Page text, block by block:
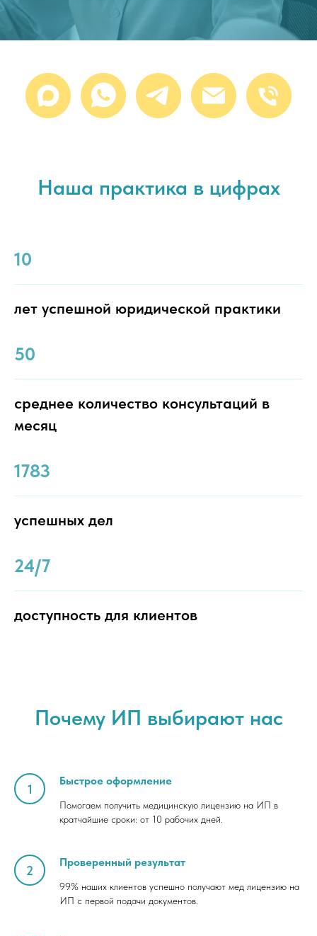
Наша практика в цифрах
10
лет успешной юридической практики
50
среднее количество консультаций в
месяц
1783
успешных дел
24/7
доступность для клиентов
Почему ИП выбирают нас
Быстрое оформление
Помогаем получить медицинскую лицензию на ИП в
кратчайшие сроки: от 10 рабочих дней.
Проверенный результат
99% наших клиентов успешно получают мед лицензию на
ИП с первой подачи документов.